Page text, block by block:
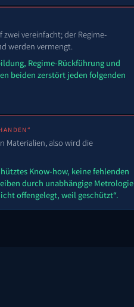
vereinfacht; der Regime-
werden vermengt.
Regime-Rückführung und
beiden zerstört jeden folgenden
Materialien, also wird die
Know-how, keine fehlenden
durch unabhängige Metrologie
offengelegt, weil geschützt“.